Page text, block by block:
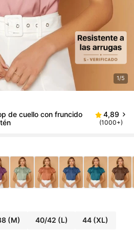
1/5
de cuello con fruncido
4,89
(1000+)
(M) 40/42 (L) 44 (XL)